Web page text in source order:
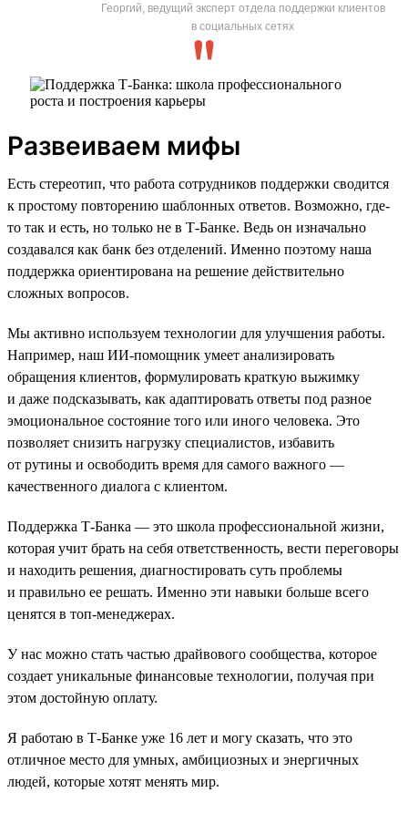
Георгий, ведущий эксперт отдела поддержки клиентов
в социальных сетях
Развеиваем мифы
Есть стереотип, что работа сотрудников поддержки сводится
к простому повторению шаблонных ответов. Возможно, где-
то так и есть, но только не в Т-Банке. Ведь он изначально
создавался как банк без отделений. Именно поэтому наша
поддержка ориентирована на решение действительно
сложных вопросов.
Мы активно используем технологии для улучшения работы.
Например, наш ИИ-помощник умеет анализировать
обращения клиентов, формулировать краткую выжимку
и даже подсказывать, как адаптировать ответы под разное
эмоциональное состояние того или иного человека. Это
позволяет снизить нагрузку специалистов, избавить
от рутины и освободить время для самого важного —
качественного диалога с клиентом.
Поддержка Т-Банка — это школа профессиональной жизни,
которая учит брать на себя ответственность, вести переговоры
и находить решения, диагностировать суть проблемы
и правильно ее решать. Именно эти навыки больше всего
ценятся в топ-менеджерах.
У нас можно стать частью драйвового сообщества, которое
создает уникальные финансовые технологии, получая при
этом достойную оплату.
Я работаю в Т-Банке уже 16 лет и могу сказать, что это
отличное место для умных, амбициозных и энергичных
людей, которые хотят менять мир.